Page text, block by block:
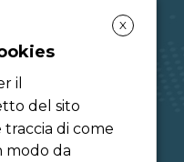
l'instaurazione di un
X
il
del sito
di come
modo da